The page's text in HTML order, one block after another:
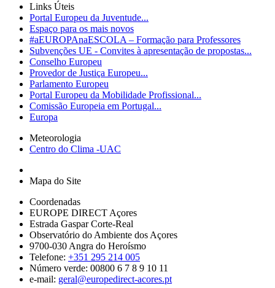
Links Úteis
Portal Europeu da Juventude...
Espaço para os mais novos
#aEUROPAnaESCOLA – Formação para Professores
Subvenções UE - Convites à apresentação de propostas...
Conselho Europeu
Provedor de Justiça Europeu...
Parlamento Europeu
Portal Europeu da Mobilidade Profissional...
Comissão Europeia em Portugal...
Europa
Meteorologia
Centro do Clima -UAC
Mapa do Site
Coordenadas
EUROPE DIRECT Açores
Estrada Gaspar Corte-Real
Observatório do Ambiente dos Açores
9700-030 Angra do Heroísmo
Telefone: +351 295 214 005
Número verde: 00800 6 7 8 9 10 11
e-mail: geral@europedirect-acores.pt